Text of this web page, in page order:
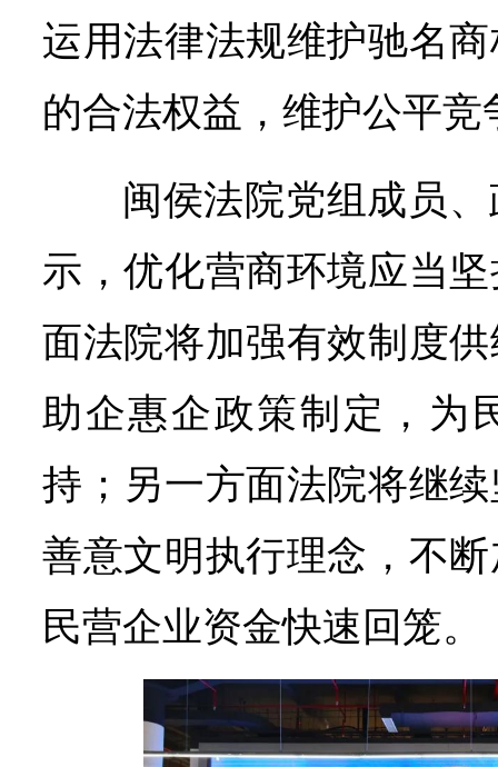
运用法律法规维护驰名
的合法权益，维护公平
闽侯法院党组成员
示，优化营商环境应当
面法院将加强有效制度
助企惠企政策制定，为
持；另一方面法院将继
善意文明执行理念，不
民营企业资金快速回笼。